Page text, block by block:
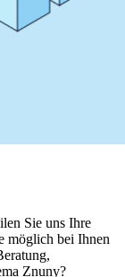
Sie uns Ihre
möglich bei Ihnen
Znuny?